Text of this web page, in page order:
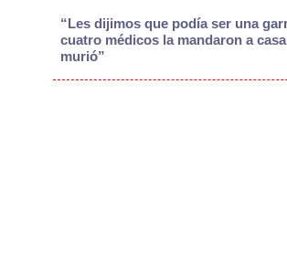
“Les dijimos que podía ser una
cuatro médicos la mandaron a
murió”